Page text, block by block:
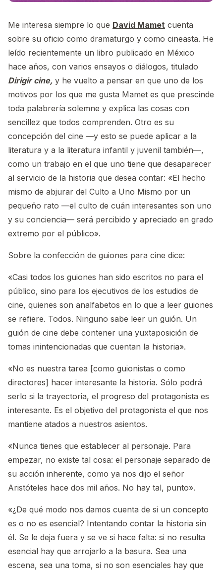
Me interesa siempre lo que David Mamet cuenta
sobre su oficio como dramaturgo y como cineasta. He
leído recientemente un libro publicado en México
hace años, con varios ensayos o diálogos, titulado
Dirigir cine, y he vuelto a pensar en que uno de los
motivos por los que me gusta Mamet es que prescinde
toda palabrería solemne y explica las cosas con
sencillez que todos comprenden. Otro es su
concepción del cine —y esto se puede aplicar a la
literatura y a la literatura infantil y juvenil también—,
como un trabajo en el que uno tiene que desaparecer
al servicio de la historia que desea contar: «El hecho
mismo de abjurar del Culto a Uno Mismo por un
pequeño rato —el culto de cuán interesantes son uno
y su conciencia— será percibido y apreciado en grado
extremo por el público».
Sobre la confección de guiones para cine dice:
«Casi todos los guiones han sido escritos no para el
público, sino para los ejecutivos de los estudios de
cine, quienes son analfabetos en lo que a leer guiones
se refiere. Todos. Ninguno sabe leer un guión. Un
guión de cine debe contener una yuxtaposición de
tomas inintencionadas que cuentan la historia».
«No es nuestra tarea [como guionistas o como
directores] hacer interesante la historia. Sólo podrá
serlo si la trayectoria, el progreso del protagonista es
interesante. Es el objetivo del protagonista el que nos
mantiene atados a nuestros asientos.
«Nunca tienes que establecer al personaje. Para
empezar, no existe tal cosa: el personaje separado de
su acción inherente, como ya nos dijo el señor
Aristóteles hace dos mil años. No hay tal, punto».
«¿De qué modo nos damos cuenta de si un concepto
es o no es esencial? Intentando contar la historia sin
él. Se le deja fuera y se ve si hace falta: si no resulta
esencial hay que arrojarlo a la basura. Sea una
escena, sea una toma, si no son esenciales hay que